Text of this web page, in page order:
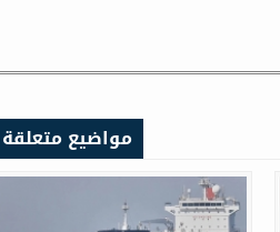
مواضيع متعلقة